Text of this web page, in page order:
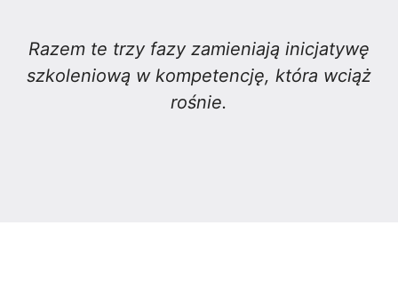
Razem te trzy fazy zamieniają inicjatywę
szkoleniową w kompetencję, która wciąż
rośnie.